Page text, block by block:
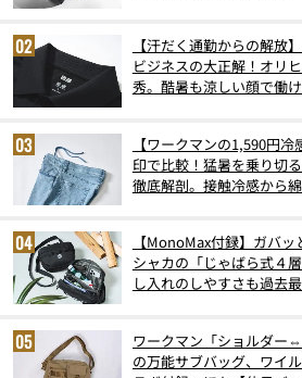
【汗だく通勤からの解放
ビジネスの大正解！オリ
秀。酷暑も涼しい顔で働
【ワークマンの1,590円
印で比較！猛暑を乗り切
徹底解剖。接触冷感から
【MonoMax付録】ガバ
シャカの「じゃばら式４
し入れのしやすさも過去
ワークマン「ショルダー
の万能サブバッグ、ワイ